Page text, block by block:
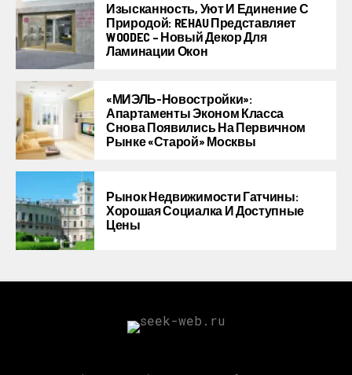
Изысканность, Уют И Единение С
Природой: REHAU Представляет
WOODEC – Новый Декор Для
Ламинации Окон
«МИЭЛЬ-Новостройки»:
Апартаменты Эконом Класса
Снова Появились На Первичном
Рынке «старой» Москвы
Рынок Недвижимости Гатчины:
Хорошая Социалка И Доступные
Цены